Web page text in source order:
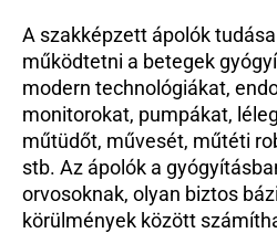
A szakképzett ápolók
működtetni a betegek
modern technológiákat,
monitorokat, pumpákat,
műtüdőt, művesét, műtéti
stb. Az ápolók a
orvosoknak, olyan biztos
körülmények között